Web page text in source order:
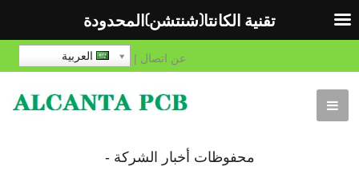
عن اتصال | العربية
محفوظات أخبار الشركة -
تقنية الكانتا(شنتشن)المحدودة